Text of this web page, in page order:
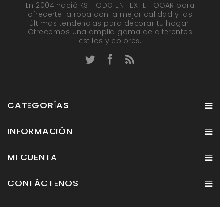
En 2004 nació KSI TODO EN TEXTIL HOGAR para
ofrecerte la ropa con la mejor calidad y las
últimas tendencias para decorar tu hogar.
Ofrecemos una amplia gama de diferentes
estilos y colores.
CATEGORÍAS
INFORMACIÓN
MI CUENTA
CONTÁCTENOS